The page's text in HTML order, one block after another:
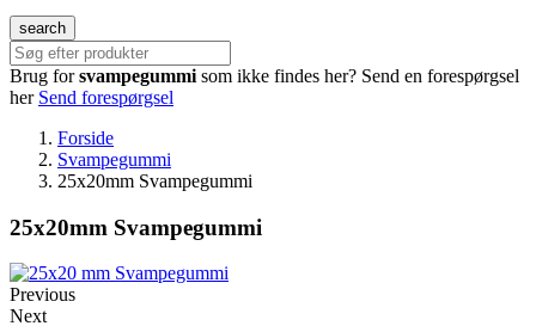
search
Brug forsvampegummi som ikke findes her? Send en forespørgsel
her Send forespørgsel
Forside
Svampegummi
25x20mm Svampegummi
25x20mm Svampegummi
Previous
Next